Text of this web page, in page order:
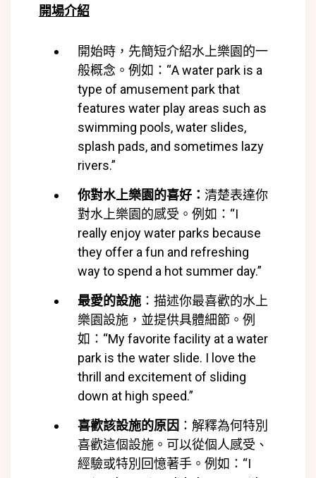
開場介紹
開始時，先簡短介紹水上樂園的一
般概念。例如：“A water park is a
type of amusement park that
features water play areas such as
swimming pools, water slides,
splash pads, and sometimes lazy
rivers.”
你對水上樂園的喜好： 清楚表達你
對水上樂園的感受。例如：“I
really enjoy water parks because
they offer a fun and refreshing
way to spend a hot summer day.”
最愛的設施 ：描述你最喜歡的水上
樂園設施，並提供具體細節。例
如：“My favorite facility at a water
park is the water slide. I love the
thrill and excitement of sliding
down at high speed.”
喜歡該設施的原因 ：解釋為何特別
喜歡這個設施。可以從個人感受、
經驗或特別回憶著手。例如：“I